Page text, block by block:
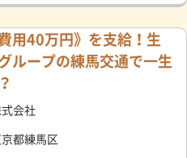
用40万円》を支給！生
ループの練馬交通で一生
会社
都練馬区